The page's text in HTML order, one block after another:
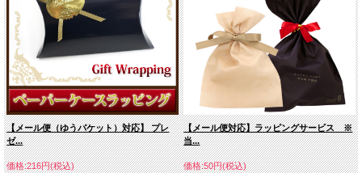
【メール便（ゆうパケット）対応】 プレ
ゼ...
価格:216円(税込)
【メール便対応】ラッピングサービス ※
当...
価格:50円(税込)